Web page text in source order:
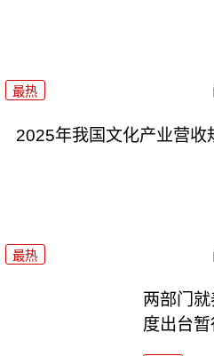
最热
2025年我国文化产业营收
最热
两部门
度出台